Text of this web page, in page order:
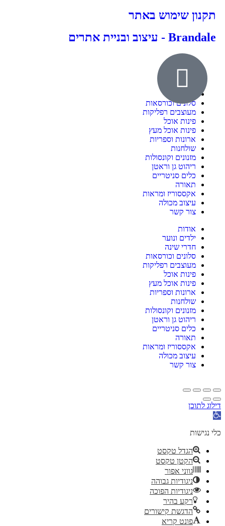
תקנון שימוש באתר
Brandale - עיצוב ובניית אתרים
ילדים ונוער
סלונים וכורסאות
מעוצבים רפליקות
פינות אוכל
פינות אוכל מעץ
ארונות וספריות
שולחנות
מזנונים וקונסולות
ריהוט גן וראטן
כלים סניטריים
תאורה
אקססוריז ומראות
עיצוב מכולה
צור קשר
אודות
ילדים ונוער
חדרי שינה
סלונים וכורסאות
מעוצבים רפליקות
פינות אוכל
פינות אוכל מעץ
ארונות וספריות
שולחנות
מזנונים וקונסולות
ריהוט גן וראטן
כלים סניטריים
תאורה
אקססוריז ומראות
עיצוב מכולה
צור קשר
דילוג לתוכן
פתח
נגישות
כלי נגישות
הגדל טקסט
הקטן טקסט
גווני אפור
ניגודיות גבוהה
ניגודיות הפוכה
רקע בהיר
הדגשת קישורים
פונט קריא